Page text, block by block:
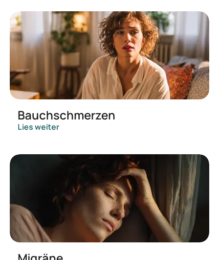
Bauchschmerzen
Lies weiter